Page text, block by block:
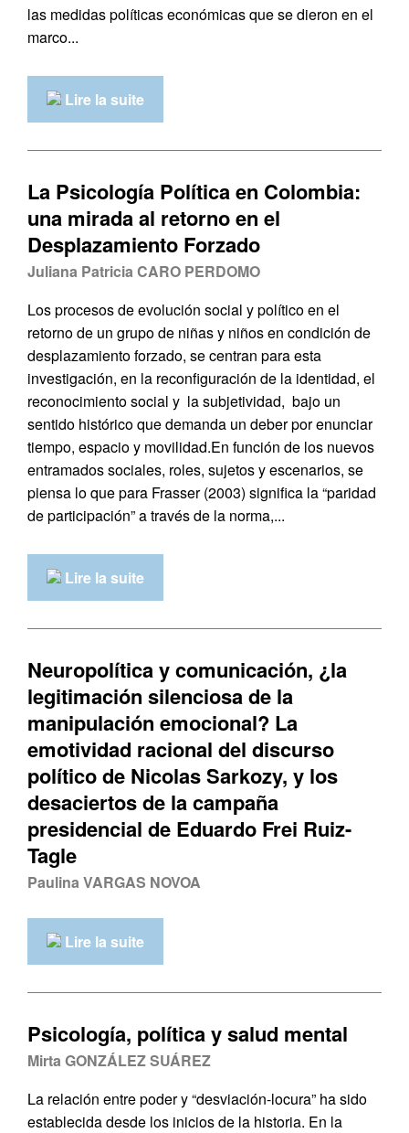
las medidas políticas económicas que se dieron en el
marco...
Lire la suite
La Psicología Política en Colombia:
una mirada al retorno en el
Desplazamiento Forzado
Juliana Patricia CARO PERDOMO
Los procesos de evolución social y político en el
retorno de un grupo de niñas y niños en condición de
desplazamiento forzado, se centran para esta
investigación, en la reconfiguración de la identidad, el
reconocimiento social y la subjetividad, bajo un
sentido histórico que demanda un deber por enunciar
tiempo, espacio y movilidad.En función de los nuevos
entramados sociales, roles, sujetos y escenarios, se
piensa lo que para Frasser (2003) significa la “paridad
de participación” a través de la norma,...
Lire la suite
Neuropolítica y comunicación, ¿la
legitimación silenciosa de la
manipulación emocional? La
emotividad racional del discurso
político de Nicolas Sarkozy, y los
desaciertos de la campaña
presidencial de Eduardo Frei Ruiz-
Tagle
Paulina VARGAS NOVOA
Lire la suite
Psicología, política y salud mental
Mirta GONZÁLEZ SUÁREZ
La relación entre poder y “desviación-locura” ha sido
establecida desde los inicios de la historia. En la